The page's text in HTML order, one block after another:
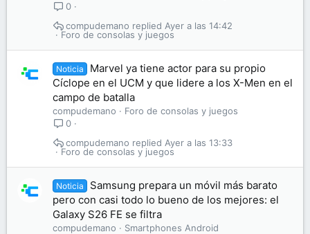
0
Foro de consolas y juegos
Ayer a las 14:42
compudemano
Noticia
Marvel ya tiene actor para su propio
Cíclope en el UCM y que lidere a los X-Men en el
campo de batalla
compudemano
Foro de consolas y juegos
0
Foro de consolas y juegos
Ayer a las 13:33
compudemano
Noticia
Samsung prepara un móvil más barato
pero con casi todo lo bueno de los mejores: el
Galaxy S26 FE se filtra
compudemano
Smartphones Android